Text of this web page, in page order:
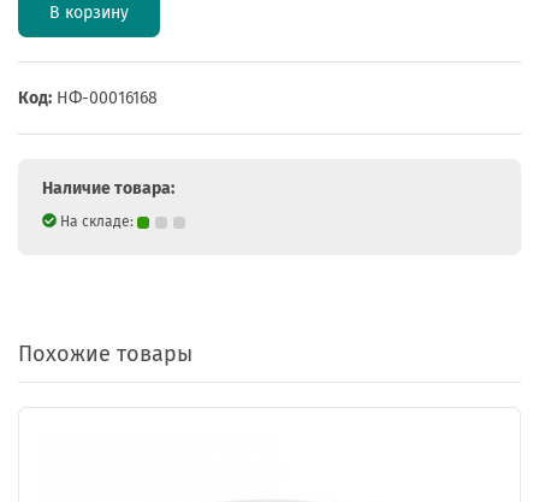
В корзину
Код: НФ-00016168
Наличие товара:
На складе:
Похожие товары